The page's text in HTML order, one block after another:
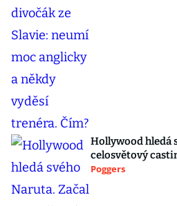
Hollywood hledá
celosvětový
Poggers